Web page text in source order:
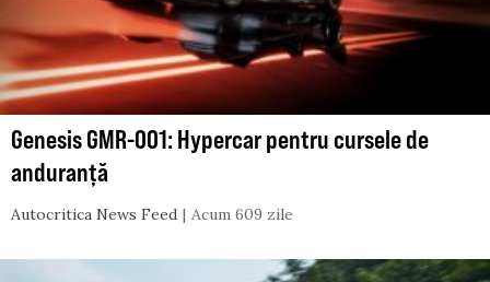
Genesis GMR-001: Hypercar pentru cursele de
anduranță
Autocritica News Feed Acum 609 zile